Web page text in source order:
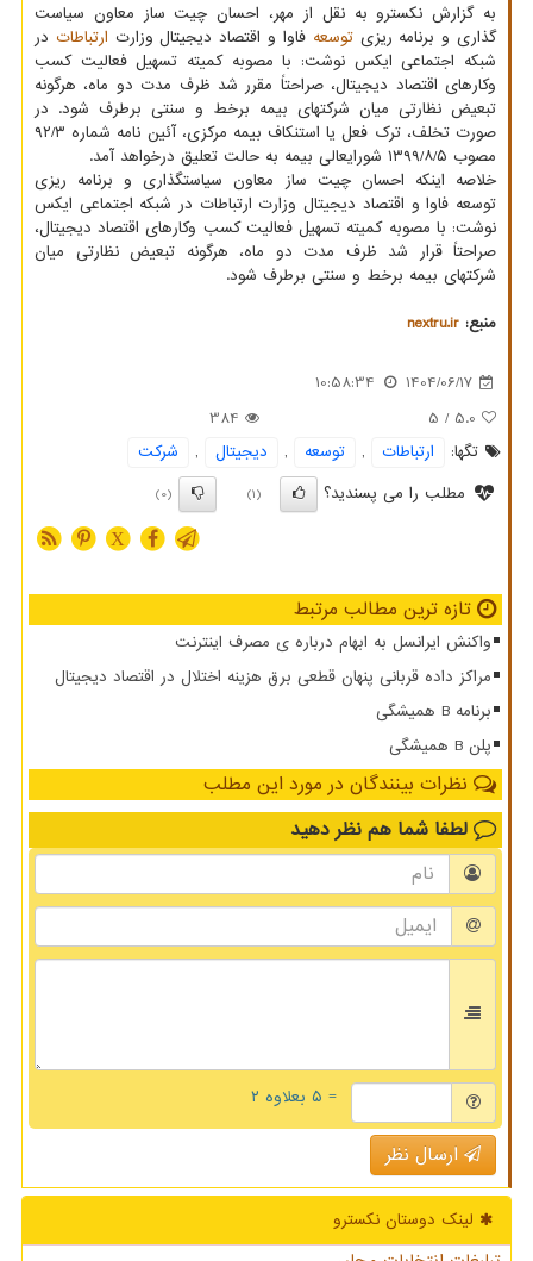
به گزارش نکسترو به نقل از مهر، احسان چیت ساز معاون سیاست
گذاری و برنامه ریزیتوسعه فاوا و اقتصاد دیجیتال وزارت ارتباطات در
شبکه اجتماعی ایکس نوشت: با مصوبه کمیته تسهیل فعالیت کسب
وکارهای اقتصاد دیجیتال، صراحتاً مقرر شد ظرف مدت دو ماه، هرگونه
تبعیض نظارتی میان شرکتهای بیمه برخط و سنتی برطرف شود. در
صورت تخلف، ترک فعل یا استنکاف بیمه مرکزی، ‏آئین نامه شماره ۹۲/۳
مصوب ۱۳۹۹/۸/۵ شورایعالی بیمه به حالت تعلیق درخواهد آمد.
خلاصه اینکه احسان چیت ساز معاون سیاستگذاری و برنامه ریزی
توسعه فاوا و اقتصاد دیجیتال وزارت ارتباطات در شبکه اجتماعی ایکس
نوشت: با مصوبه کمیته تسهیل فعالیت کسب وکارهای اقتصاد دیجیتال،
صراحتاً قرار شد ظرف مدت دو ماه، هرگونه تبعیض نظارتی میان
شرکتهای بیمه برخط و سنتی برطرف شود.
منبع: nextru.ir
1404/06/17
10:58:34
5.0
/ 5
384
تگها:
ارتباطات , توسعه , دیجیتال ,
شركت
مطلب را می پسندید؟
(1)
(0)
X
تازه ترین مطالب مرتبط
واکنش ایرانسل به ابهام درباره ی مصرف اینترنت
مراکز داده قربانی پنهان قطعی برق هزینه اختلال در اقتصاد دیجیتال
برنامه B همیشگی
پلن B همیشگی
نظرات بینندگان در مورد این مطلب
لطفا شما هم نظر دهید
= ۵ بعلاوه ۲
ارسال نظر
لینک دوستان نكسترو